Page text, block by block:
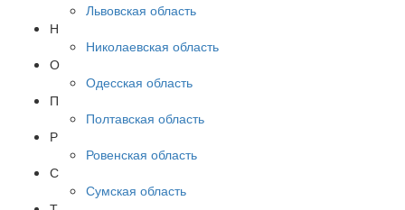
Львовская область
Н
Николаевская область
О
Одесская область
П
Полтавская область
Р
Ровенская область
С
Сумская область